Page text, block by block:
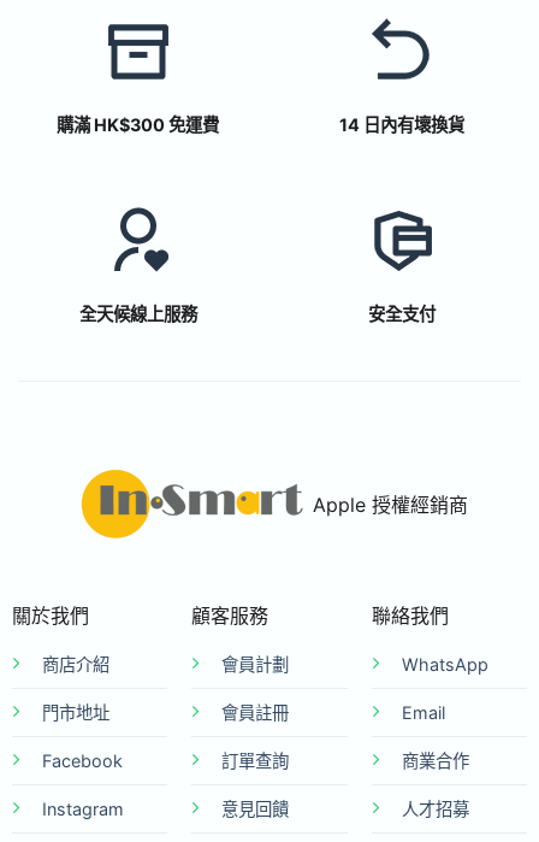
購滿 HK$300 免運費 14 日內有壞換貨
全天候線上服務 安全支付
Apple 授權經銷商
關於我們
商店介紹
門市地址
Facebook
Instagram
顧客服務
會員計劃
會員註冊
訂單查詢
意見回饋
聯絡我們
WhatsApp
Email
商業合作
人才招募